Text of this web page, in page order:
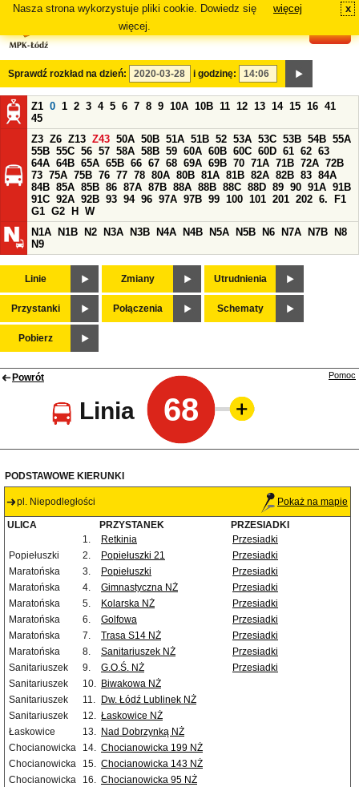
Nasza strona wykorzystuje pliki cookie. Dowiedz się
więcej.
więcej x
Sprawdź rozkład na dzień: i godzinę:
Z1 0 1 2 3 4 5 6 7 8 9 10A 10B 11 12 13 14 15 16 41
45
Z3 Z6 Z13 Z43 50A 50B 51A 51B 52 53A 53C 53B 54B 55A
55B 55C 56 57 58A 58B 59 60A 60B 60C 60D 61 62 63
64A 64B 65A 65B 66 67 68 69A 69B 70 71A 71B 72A 72B
73 75A 75B 76 77 78 80A 80B 81A 81B 82A 82B 83 84A
84B 85A 85B 86 87A 87B 88A 88B 88C 88D 89 90 91A 91B
91C 92A 92B 93 94 96 97A 97B 99 100 101 201 202 6.
F1
G1 G2 H
W
N1A
N1B N2 N3A N3B N4A N4B N5A N5B N6 N7A N7B
N8
N9
Linie Zmiany Utrudnienia
Przystanki Połączenia Schematy
Pobierz
Powrót
Linia 68
Pomoc
PODSTAWOWE KIERUNKI
pl. Niepodległości Pokaż na mapie
ULICA PRZYSTANEK
PRZESIADKI
1.
Retkinia
Przesiadki
Popiełuszki
2. Popiełuszki 21
Przesiadki
Maratońska
3. Popiełuszki
Przesiadki
Maratońska
4. Gimnastyczna NŻ
Przesiadki
Maratońska
5. Kolarska NŻ
Przesiadki
Maratońska
6. Golfowa
Przesiadki
Maratońska
7. Trasa S14 NŻ
Przesiadki
Maratońska
8. Sanitariuszek NŻ
Przesiadki
Sanitariuszek
9. G.O.Ś. NŻ
Przesiadki
Sanitariuszek
10. Biwakowa NŻ
Sanitariuszek
11.
Dw. Łódź Lublinek NŻ
Sanitariuszek
12. Łaskowice NŻ
Łaskowice
13. Nad Dobrzynką NŻ
Chocianowicka
14. Chocianowicka 199 NŻ
Chocianowicka
15. Chocianowicka 143 NŻ
Chocianowicka
16. Chocianowicka 95 NŻ